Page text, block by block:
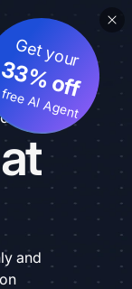
Get your
33% off
AI Agent
and